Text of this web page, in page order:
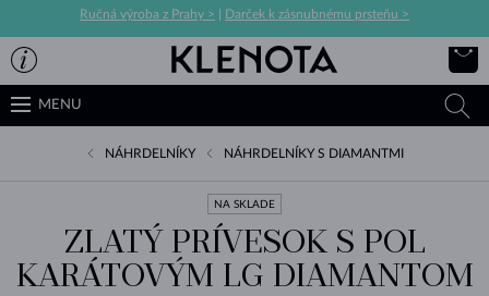
Ručná výroba z Prahy > Darček k zásnubnému prsteňu >
MENU
NÁHRDELNÍKY NÁHRDELNÍKY S DIAMANTMI
NA SKLADE
ZLATÝ PRÍVESOK S POL
KARÁTOVÝM LG DIAMANTOM